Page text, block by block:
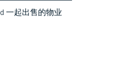
一起出售的物业